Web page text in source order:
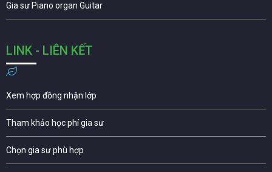
Gia sư Piano organ Guitar
LINK - LIÊN KẾT
Xem hợp đồng nhận lớp
Tham khảo học phí gia sư
Chọn gia sư phù hợp